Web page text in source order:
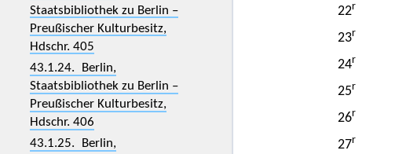
Staatsbibliothek zu Berlin –
Preußischer Kulturbesitz,
Hdschr. 405
43.1.24. Berlin,
Staatsbibliothek zu Berlin –
Preußischer Kulturbesitz,
Hdschr. 406
43.1.25. Berlin,
22r
23r
24r
25r
26r
27r